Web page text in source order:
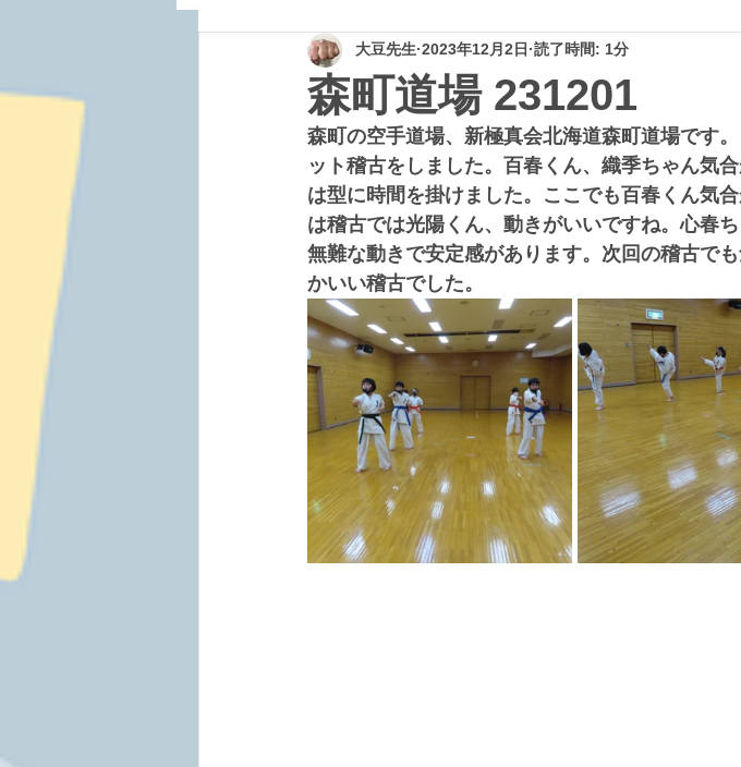
森町道場 231201
大豆先生 2023年12月2日 読了時間: 1分
森町の空手道場、新極真会北海道森町道場です
ット稽古をしました。百春くん、織季ちゃん気
は型に時間を掛けました。ここでも百春くん気
は稽古では光陽くん、動きがいいですね。心春
無難な動きで安定感があります。次回の稽古で
かいい稽古でした。